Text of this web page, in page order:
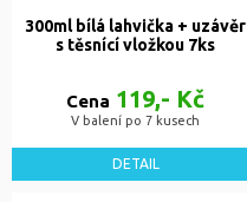
300ml bílá lahvička + uzávěr
s těsnící vložkou 7ks
Cena 119,- Kč
V balení po 7 kusech
DETAIL